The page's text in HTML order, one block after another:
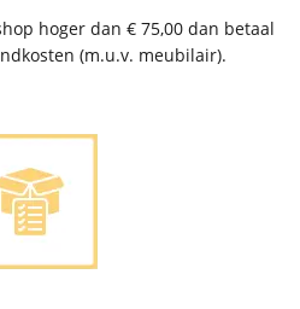
hoger dan € 75,00 dan betaal
(m.u.v. meubilair).